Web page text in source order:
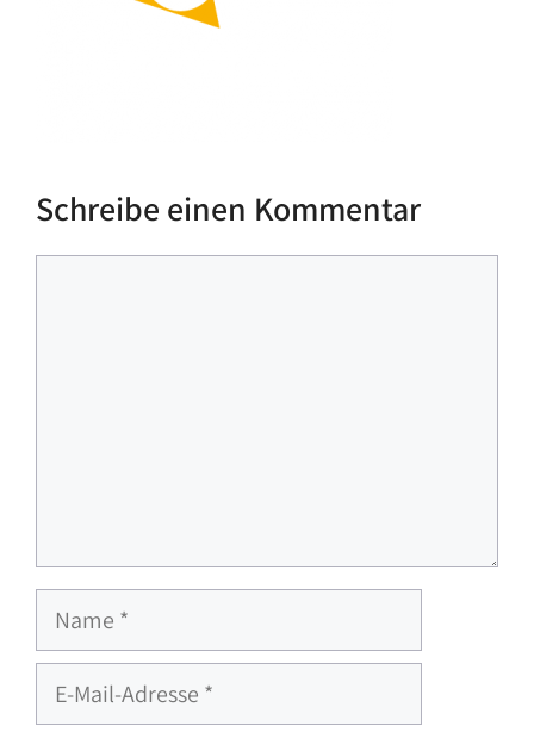
Schreibe einen Kommentar
Name